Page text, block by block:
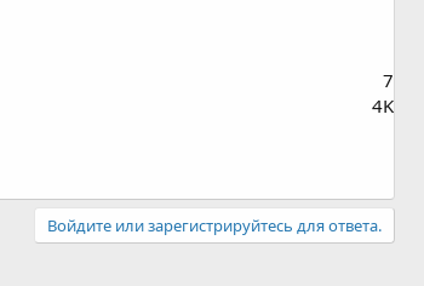
7
4K
Войдите или зарегистрируйтесь для ответа.